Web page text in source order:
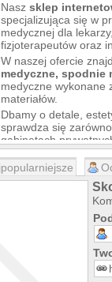
Naszsklep
specjalizująca się w
medycznej dla
fizjoterapeutów oraz
W naszej ofercie
medyczne, spodnie
medyczne wykonane
materiałów.
Dbamy o detale,
sprawdza się
gabinetach
praktyczność z
sklep onlinei
profesjonalny i